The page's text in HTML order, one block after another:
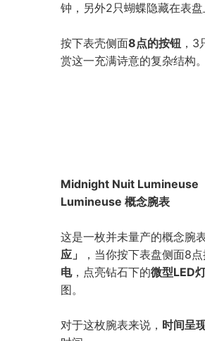
钟，另外2只蝴蝶隐藏在表
按下表壳侧面8点的按钮 ，
赏这一充满诗意的复杂结构。
Midnight Nuit Lumineuse
Lumineuse 概念腕表
这是一枚并未量产的概念腕
应」
，当你按下表盘侧面8
电，点亮钻石下的微型LED
图。
对于这枚腕表来说， 时间呈